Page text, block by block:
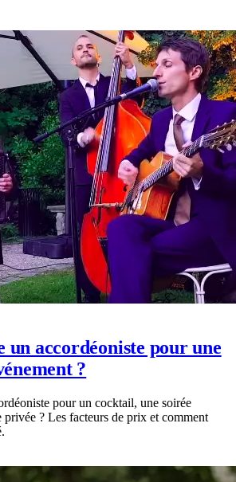
un accordéoniste pour une
?
pour un cocktail, une soirée
privée ? Les facteurs de prix et comment